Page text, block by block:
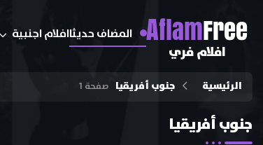
AflamFree
افلام فري
المضاف حديثاافلام اجنبية
الرئيسية جنوب أفريقيا صفحة 1
جنوب أفريقيا